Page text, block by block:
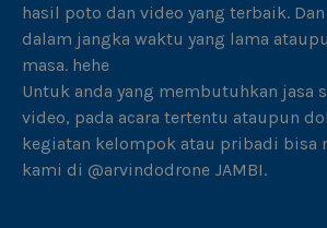
hasil poto dan video yang terbaik.
dalam jangka waktu yang lama
masa. hehe
Untuk anda yang membutuhkan jasa
video, pada acara tertentu ataupun
kegiatan kelompok atau pribadi bisa
kami di @arvindodrone JAMBI.